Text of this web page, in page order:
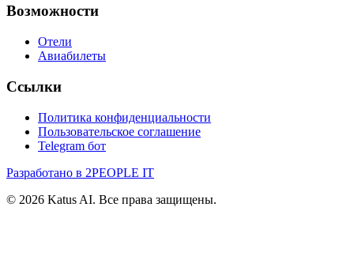
Возможности
Отели
Авиабилеты
Ссылки
Политика конфиденциальности
Пользовательское соглашение
Telegram бот
Разработано в 2PEOPLE IT
© 2026 Katus AI. Все права защищены.